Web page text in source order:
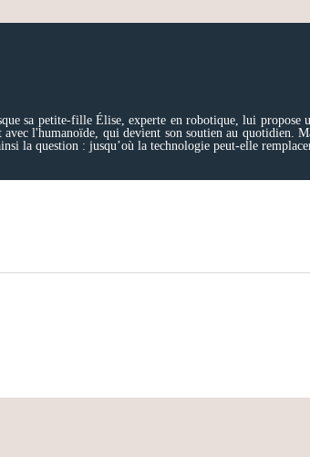
sa petite-fille Élise, experte en robotique, lui
l'humanoïde, qui devient son soutien au quotidien.
la question : jusqu’où la technologie peut-elle